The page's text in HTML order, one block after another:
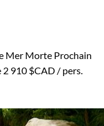
Mer Morte Prochain
2 910 $CAD / pers.